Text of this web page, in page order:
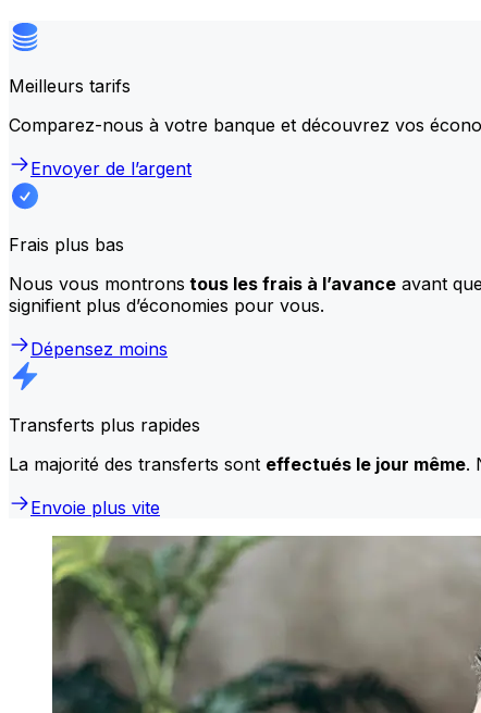
Meilleurs tarifs
Comparez-nous à votre banque et découvrez vos
Envoyer de l’argent
Frais plus bas
Nous vous montrons tous les frais à l’avance avant
signifient plus d’économies pour vous.
Dépensez moins
Transferts plus rapides
La majorité des transferts sont effectués le jour même.
Envoie plus vite